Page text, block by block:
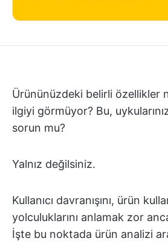
Ürününüzdeki belirli özellikler
ilgiyi görmüyor? Bu,
sorun mu?
Yalnız değilsiniz.
Kullanıcı davranışını, ürün
yolculuklarını anlamak zor
İşte bu noktada ürün analizi